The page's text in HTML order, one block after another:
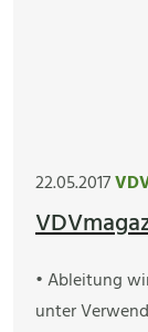
22.05.2017
• Ableitung
unter